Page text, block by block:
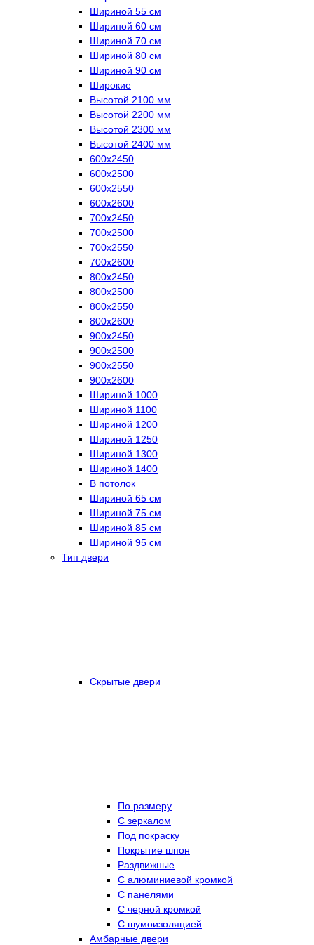
Шириной 55 см
Шириной 60 см
Шириной 70 см
Шириной 80 см
Шириной 90 см
Широкие
Высотой 2100 мм
Высотой 2200 мм
Высотой 2300 мм
Высотой 2400 мм
600х2450
600х2500
600х2550
600х2600
700х2450
700х2500
700х2550
700х2600
800х2450
800х2500
800х2550
800х2600
900х2450
900х2500
900х2550
900х2600
Шириной 1000
Шириной 1100
Шириной 1200
Шириной 1250
Шириной 1300
Шириной 1400
В потолок
Шириной 65 см
Шириной 75 см
Шириной 85 см
Шириной 95 см
Тип двери
Скрытые двери
По размеру
C зеркалом
Под покраску
Покрытие шпон
Раздвижные
С алюминиевой кромкой
С панелями
С черной кромкой
С шумоизоляцией
Амбарные двери